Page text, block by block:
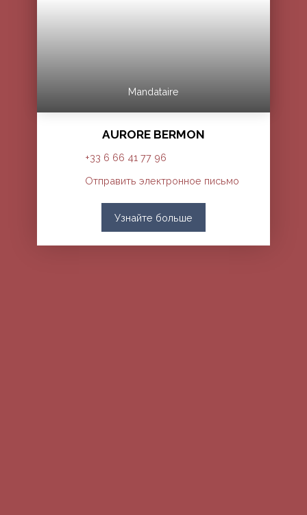
Mandataire
AURORE BERMON
+33 6 66 41 77 96
Отправить электронное письмо
Узнайте больше